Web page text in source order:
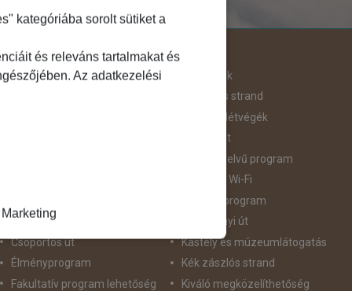
Útjellemző
Adventi út
Csillagtúra
Csoportos út
Élményprogram
Fakultatív program lehetőség
Hegyvidék
Homokos strand
Hosszú Hétvégék
Húsvéti út
idegennyelvű program
Ingyenes Wi-Fi
Intenzív program
Karácsonyi út
Kastély és múzeumlátogatás
Kék zászlós strand
Kiváló megközelíthetőség
kategóriába sorolt sütiket a
és releváns tartalmakat és
Az adatkezelési
Marketing